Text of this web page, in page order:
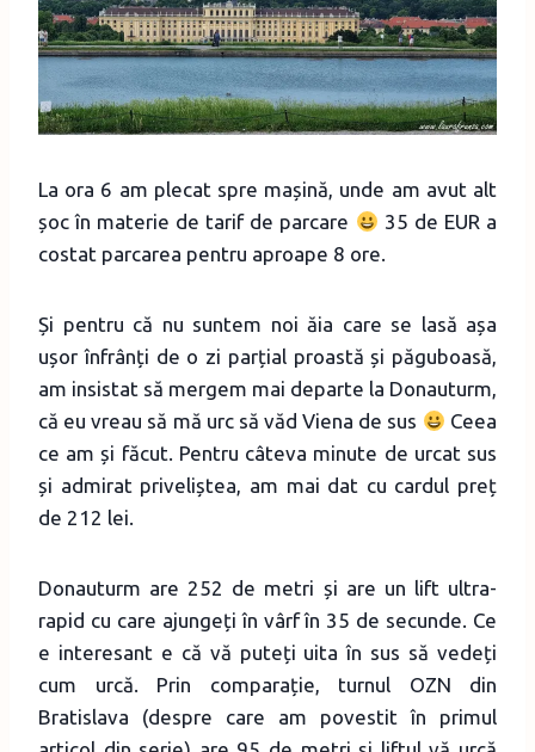
La ora 6 am plecat spre mașină, unde am avut alt
șoc în materie de tarif de parcare
35 de EUR a
costat parcarea pentru aproape 8 ore.
Și pentru că nu suntem noi ăia care se lasă așa
ușor înfrânți de o zi parțial proastă și păguboasă,
am insistat să mergem mai departe la Donauturm,
că eu vreau să mă urc să văd Viena de sus
Ceea
ce am și făcut. Pentru câteva minute de urcat sus
și admirat priveliștea, am mai dat cu cardul preț
de 212 lei.
Donauturm are 252 de metri și are un lift ultra-
rapid cu care ajungeți în vârf în 35 de secunde. Ce
e interesant e că vă puteți uita în sus să vedeți
cum urcă. Prin comparație, turnul OZN din
Bratislava (despre care am povestit în primul